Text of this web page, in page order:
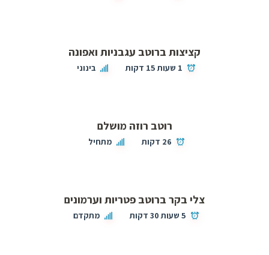
קציצות ברוטב עגבניות ואפונה
1 שעות 15 דקות בינוני
רוטב רוזה מושלם
26 דקות מתחיל
צלי בקר ברוטב פטריות וערמונים
5 שעות 30 דקות מתקדם